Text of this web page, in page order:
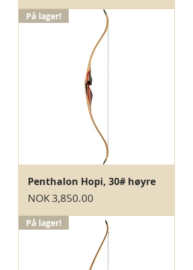
På lager!
Penthalon Hopi, 30# høyre
Price
NOK 3,850.00
På lager!